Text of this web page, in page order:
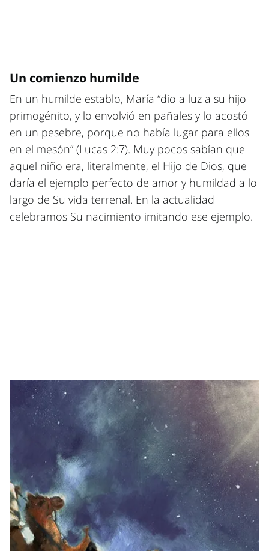
Un comienzo humilde
En un humilde establo, María “dio a luz a su hijo
primogénito, y lo envolvió en pañales y lo acostó
en un pesebre, porque no había lugar para ellos
en el mesón” (Lucas 2:7). Muy pocos sabían que
aquel niño era, literalmente, el Hijo de Dios, que
daría el ejemplo perfecto de amor y humildad a lo
largo de Su vida terrenal. En la actualidad
celebramos Su nacimiento imitando ese ejemplo.